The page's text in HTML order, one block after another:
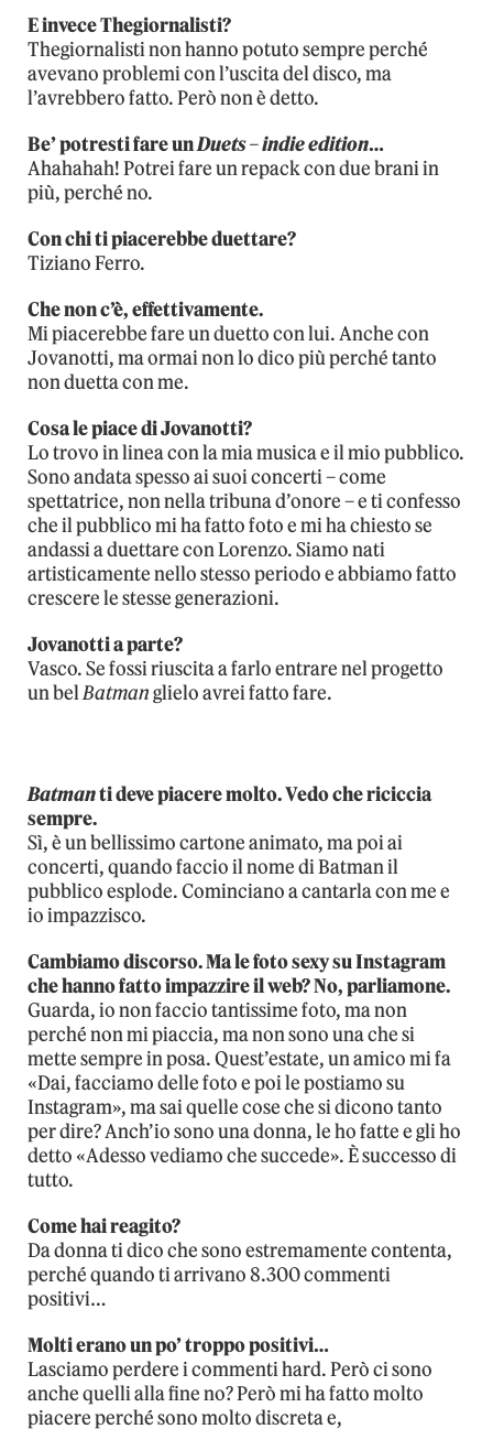
E invece Thegiornalisti?
Thegiornalisti non hanno potuto sempre perché
avevano problemi con l’uscita del disco, ma
l’avrebbero fatto. Però non è detto.
Be’ potresti fare unDuets – indie edition…
Ahahahah! Potrei fare un repack con due brani in
più, perché no.
Con chi ti piacerebbe duettare?
Tiziano Ferro.
Che non c’è, effettivamente.
Mi piacerebbe fare un duetto con lui. Anche con
Jovanotti, ma ormai non lo dico più perché tanto
non duetta con me.
Cosa le piace di Jovanotti?
Lo trovo in linea con la mia musica e il mio pubblico.
Sono andata spesso ai suoi concerti – come
spettatrice, non nella tribuna d’onore – e ti confesso
che il pubblico mi ha fatto foto e mi ha chiesto se
andassi a duettare con Lorenzo. Siamo nati
artisticamente nello stesso periodo e abbiamo fatto
crescere le stesse generazioni.
Jovanotti a parte?
Vasco. Se fossi riuscita a farlo entrare nel progetto
un belBatmanglielo avrei fatto fare.
Batmanti deve piacere molto. Vedo che riciccia
sempre.
Sì, è un bellissimo cartone animato, ma poi ai
concerti, quando faccio il nome di Batman il
pubblico esplode. Cominciano a cantarla con me e
io impazzisco.
Cambiamo discorso. Ma le foto sexy su Instagram
che hanno fatto impazzire il web? No, parliamone.
Guarda, io non faccio tantissime foto, ma non
perché non mi piaccia, ma non sono una che si
mette sempre in posa. Quest’estate, un amico mi fa
«Dai, facciamo delle foto e poi le postiamo su
Instagram», ma sai quelle cose che si dicono tanto
per dire? Anch’io sono una donna, le ho fatte e gli ho
detto «Adesso vediamo che succede». È successo di
tutto.
Come hai reagito?
Da donna ti dico che sono estremamente contenta,
perché quando ti arrivano 8.300 commenti
positivi…
Molti erano un po’ troppo positivi…
Lasciamo perdere i commenti hard. Però ci sono
anche quelli alla fine no? Però mi ha fatto molto
piacere perché sono molto discreta e,